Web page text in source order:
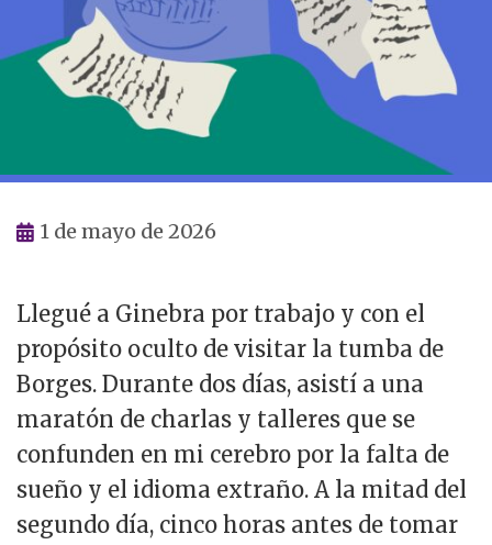
1 de mayo de 2026
Llegué a Ginebra por trabajo y con el
propósito oculto de visitar la tumba de
Borges. Durante dos días, asistí a una
maratón de charlas y talleres que se
confunden en mi cerebro por la falta de
sueño y el idioma extraño. A la mitad del
segundo día, cinco horas antes de tomar